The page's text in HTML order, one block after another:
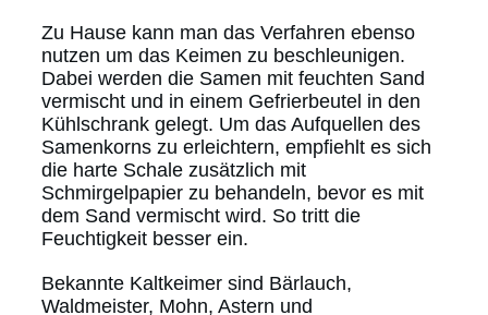
Zu Hause kann man das Verfahren ebenso
nutzen um das Keimen zu beschleunigen.
Dabei werden die Samen mit feuchten Sand
vermischt und in einem Gefrierbeutel in den
Kühlschrank gelegt. Um das Aufquellen des
Samenkorns zu erleichtern, empfiehlt es sich
die harte Schale zusätzlich mit
Schmirgelpapier zu behandeln, bevor es mit
dem Sand vermischt wird. So tritt die
Feuchtigkeit besser ein.
Bekannte Kaltkeimer sind Bärlauch,
Waldmeister, Mohn, Astern und